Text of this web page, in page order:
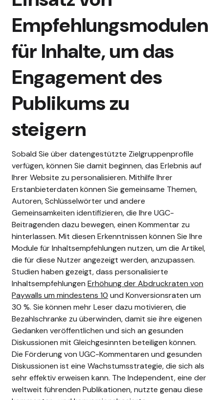
Empfehlungsmodulen
für Inhalte, um das
Engagement des
Publikums zu
steigern
Sobald Sie über datengestützte Zielgruppenprofile
verfügen, können Sie damit beginnen, das Erlebnis auf
Ihrer Website zu personalisieren. Mithilfe Ihrer
Erstanbieterdaten können Sie gemeinsame Themen,
Autoren, Schlüsselwörter und andere
Gemeinsamkeiten identifizieren, die Ihre UGC-
Beitragenden dazu bewegen, einen Kommentar zu
hinterlassen. Mit diesen Erkenntnissen können Sie Ihre
Module für Inhaltsempfehlungen nutzen, um die Artikel,
die für diese Nutzer angezeigt werden, anzupassen.
Studien haben gezeigt, dass personalisierte
Inhaltsempfehlungen Erhöhung der Abdruckraten von
Paywalls um mindestens 10 und Konversionsraten um
30 %. Sie können mehr Leser dazu motivieren, die
Bezahlschranke zu überwinden, damit sie ihre eigenen
Gedanken veröffentlichen und sich an gesunden
Diskussionen mit Gleichgesinnten beteiligen können.
Die Förderung von UGC-Kommentaren und gesunden
Diskussionen ist eine Wachstumsstrategie, die sich als
sehr effektiv erweisen kann. The Independent, eine der
weltweit führenden Publikationen, nutzte genau diese